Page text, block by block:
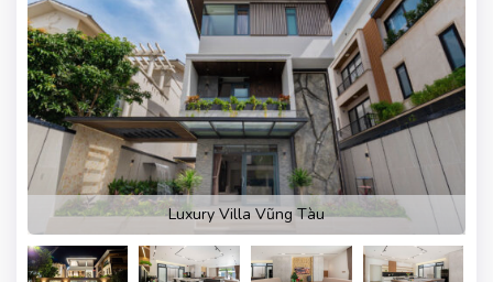
Luxury Villa Vũng Tàu